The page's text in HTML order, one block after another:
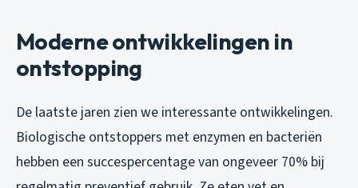
Moderne ontwikkelingen in
ontstopping
De laatste jaren zien we interessante ontwikkelingen.
Biologische ontstoppers met enzymen en bacteriën
hebben een succespercentage van ongeveer 70% bij